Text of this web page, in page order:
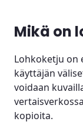
Mikä on
Lohkoketju on
käyttäjän
voidaan
kopioita.